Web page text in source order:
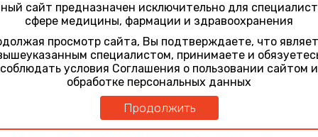
ОРВИ - в сезоне 2020/2021
Инфекционные заболевания. Тактика ведения
больных в условиях стационара и поликлинического
звена
26 октября 2021
Эпидемиологическая характеристика новой
коронавирусной инфекции КОВИД-19
Актуальные вопросы врачебной практики:
лабораторные исследования при КОВИД-19
сайт предназначен исключительно для
сфере медицины, фармации и здравоохранения
просмотр сайта, Вы подтверждаете, что
специалистом, принимаете и
соблюдать условия Соглашения о пользовании сайтом и
обработке персональных данных
Продолжить